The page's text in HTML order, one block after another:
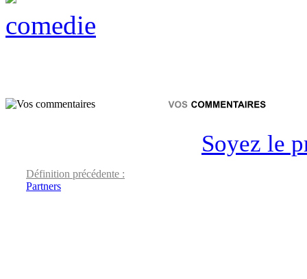
comedie
Soyez le
Définition précédente :
Partners